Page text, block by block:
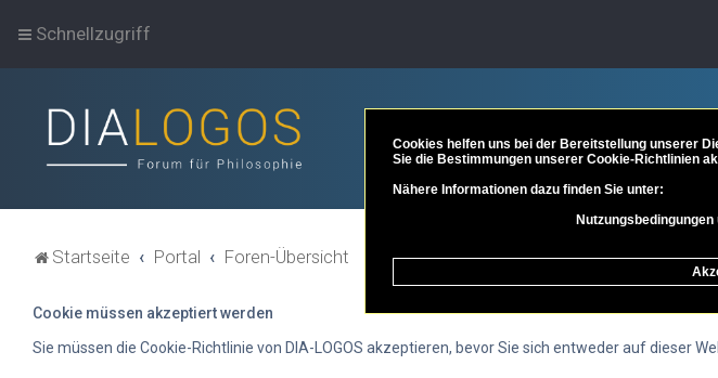
Schnellzugriff
Startseite Portal Foren-Übersicht
Cookie müssen akzeptiert werden
Sie müssen die Cookie-Richtlinie von DIA-LOGOS akzeptieren, bevor Sie sich entweder auf dieser
Cookies helfen uns bei der Bereitstellung unserer
Sie die Bestimmungen unserer Cookie-Richtlinien
Nähere Informationen dazu finden Sie unter: